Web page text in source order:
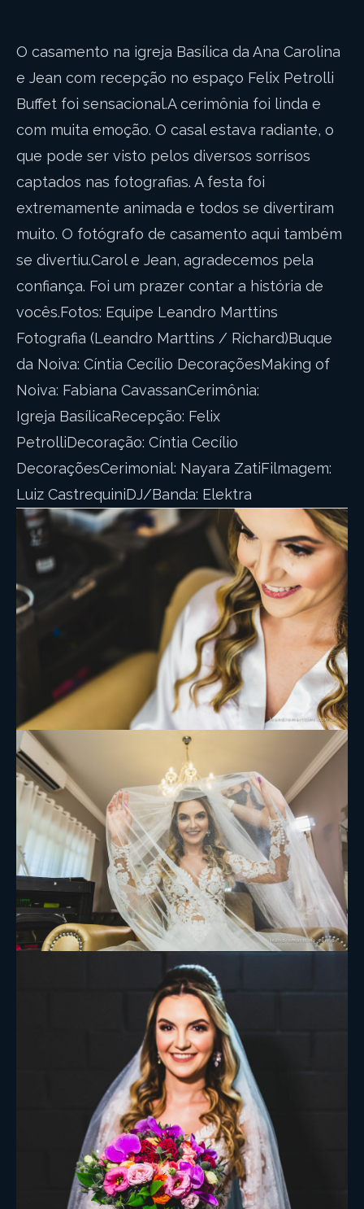
O casamento na igreja Basílica da Ana Carolina
e Jean com recepção no espaço Felix Petrolli
Buffet foi sensacional.A cerimônia foi linda e
com muita emoção. O casal estava radiante, o
que pode ser visto pelos diversos sorrisos
captados nas fotografias. A festa foi
extremamente animada e todos se divertiram
muito. O fotógrafo de casamento aqui também
se divertiu.Carol e Jean, agradecemos pela
confiança. Foi um prazer contar a história de
vocês.Fotos: Equipe Leandro Marttins
Fotografia (Leandro Marttins / Richard)Buque
da Noiva: Cíntia Cecílio DecoraçõesMaking of
Noiva: Fabiana CavassanCerimônia:
Igreja BasílicaRecepção: Felix
PetrolliDecoração: Cíntia Cecílio
DecoraçõesCerimonial: Nayara ZatiFilmagem:
Luiz CastrequiniDJ/Banda: Elektra